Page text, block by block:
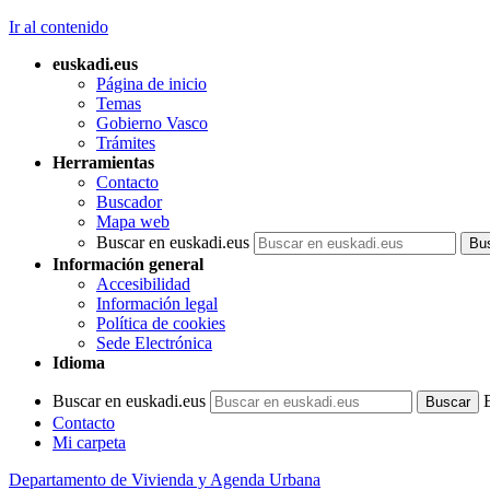
Ir al contenido
euskadi.eus
Página de inicio
Temas
Gobierno Vasco
Trámites
Herramientas
Contacto
Buscador
Mapa web
Buscar en euskadi.eus
Información general
Accesibilidad
Información legal
Política de cookies
Sede Electrónica
Idioma
Buscar en euskadi.eus
Contacto
Mi carpeta
Departamento de Vivienda y Agenda Urbana